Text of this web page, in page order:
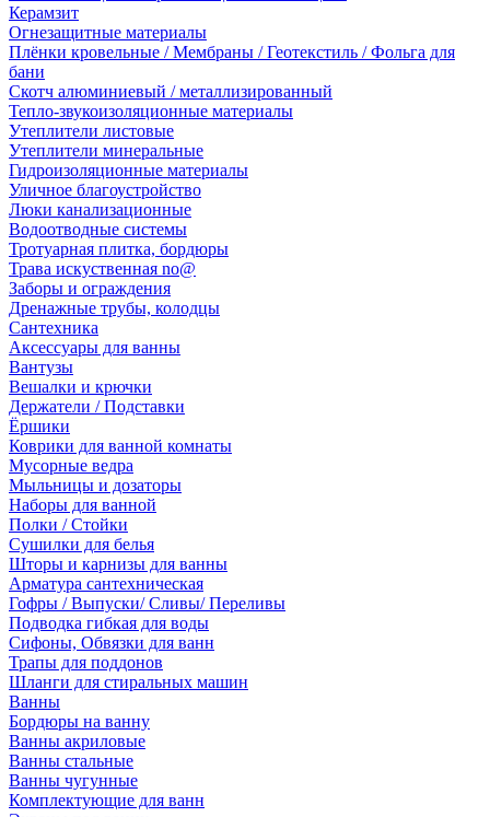
Керамзит
Огнезащитные материалы
Плёнки кровельные / Мембраны / Геотекстиль / Фольга для
бани
Скотч алюминиевый / металлизированный
Тепло-звукоизоляционные материалы
Утеплители листовые
Утеплители минеральные
Гидроизоляционные материалы
Уличное благоустройство
Люки канализационные
Водоотводные системы
Тротуарная плитка, бордюры
Трава искуственная no@
Заборы и ограждения
Дренажные трубы, колодцы
Сантехника
Аксессуары для ванны
Вантузы
Вешалки и крючки
Держатели / Подставки
Ёршики
Коврики для ванной комнаты
Мусорные ведра
Мыльницы и дозаторы
Наборы для ванной
Полки / Стойки
Сушилки для белья
Шторы и карнизы для ванны
Арматура сантехническая
Гофры / Выпуски/ Сливы/ Переливы
Подводка гибкая для воды
Сифоны, Обвязки для ванн
Трапы для поддонов
Шланги для стиральных машин
Ванны
Бордюры на ванну
Ванны акриловые
Ванны стальные
Ванны чугунные
Комплектующие для ванн